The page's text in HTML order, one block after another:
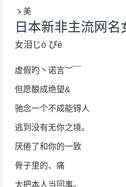
ゝ美
日本新非主流网名
女泪じò ぴé
虚假旳丶诺言︶￣
但愿酿成绝望&
驰念一个不成能锝人
逃到没有无你之境。
厌倦了和你的一致
骨子里的、痛
太把本人当回事。